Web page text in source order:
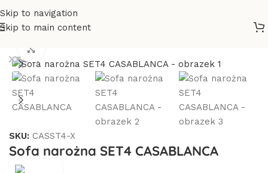
Skip to navigation
Skip to main content
SKU: CASST4-X
Sofa narożna SET4 CASABLANCA